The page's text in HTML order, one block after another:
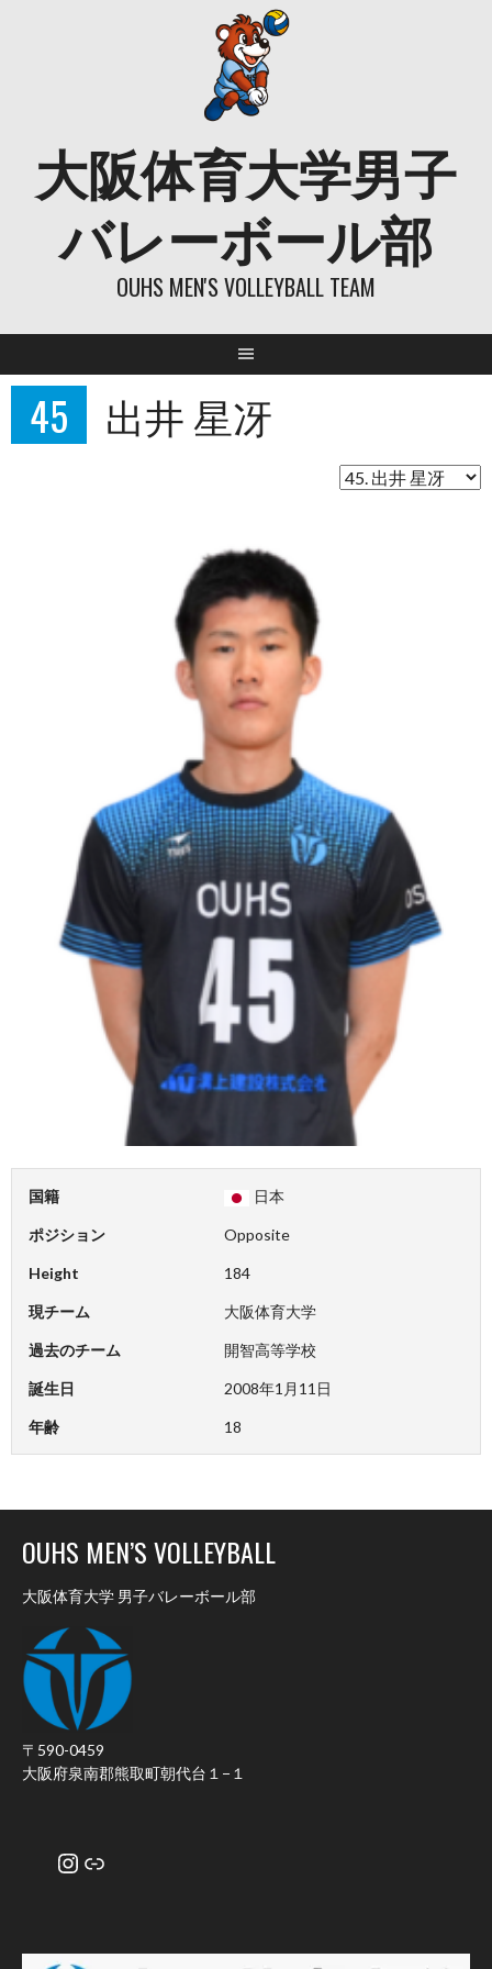
大阪体育大学男子
バレーボール部
OUHS MEN'S VOLLEYBALL TEAM
45 出井 星冴
国籍 日本
ポジション Opposite
Height 184
現チーム 大阪体育大学
過去のチーム 開智高等学校
誕生日 2008年1月11日
年齢 18
OUHS MEN’S VOLLEYBALL
大阪体育大学 男子バレーボール部
〒590-0459
大阪府泉南郡熊取町朝代台１−１
Instagram
リンク